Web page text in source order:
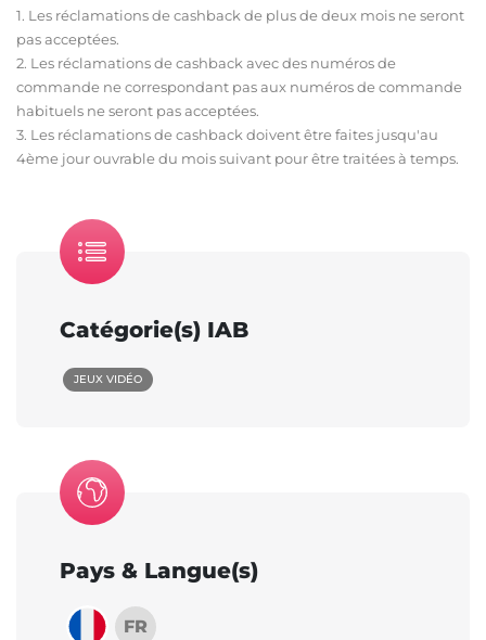
1. Les réclamations de cashback de plus de deux mois ne seront
pas acceptées.
2. Les réclamations de cashback avec des numéros de
commande ne correspondant pas aux numéros de commande
habituels ne seront pas acceptées.
3. Les réclamations de cashback doivent être faites jusqu'au
4ème jour ouvrable du mois suivant pour être traitées à temps.
Catégorie(s) IAB
JEUX VIDÉO
Pays & Langue(s)
FR